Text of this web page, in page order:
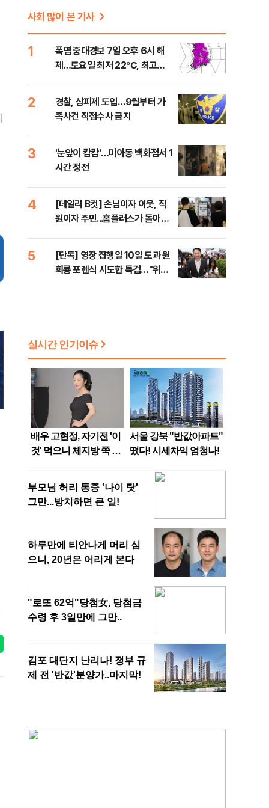
사회 많이 본 기사
1
폭염 중대경보 7일 오후 6시 해
제…토요일 최저 22℃, 최고
2
경찰, 상피제 도입…9월부터 가
족사건 직접수사 금지
3
'눈앞이 캄캄'…미아동 백화점서 1
시간 정전
4
[데일리 B컷] 손님이자 이웃, 직
원이자 주민...홈플러스가 돌아왔
5
[단독] 영장 집행일 10일 도과 원
희룡 포렌식 시도한 특검…"위법